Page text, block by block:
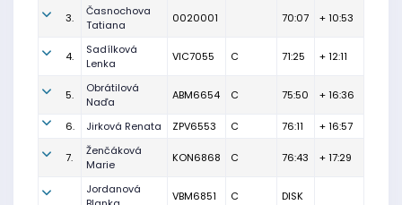
3.
Časnochova
Tatiana
0020001 70:07 + 10:53
4.
Sadílková
Lenka
VIC7055 C 71:25 + 12:11
5.
Obrátilová
Naďa
ABM6654 C 75:50 + 16:36
6. Jirková Renata ZPV6553 C 76:11 + 16:57
7.
Ženčáková
Marie
KON6868 C 76:43 + 17:29
Jordanová
VBM6851 C DISK